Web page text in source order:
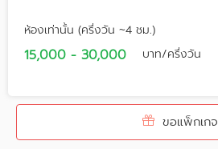
ห้องเท่านั้น (ครึ่งวัน ~4 ชม.)
15,000 - 30,000 บาท/ครึ่งวัน
ขอแพ็กเกจ